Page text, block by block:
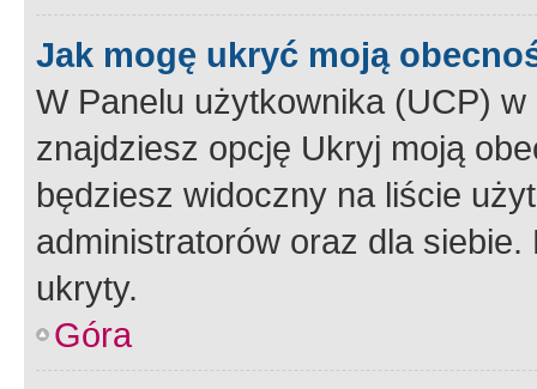
Jak mogę ukryć moją
W Panelu użytkownika (UCP) w
znajdziesz opcję Ukryj moją
będziesz widoczny na liście
administratorów oraz dla
ukryty.
Góra